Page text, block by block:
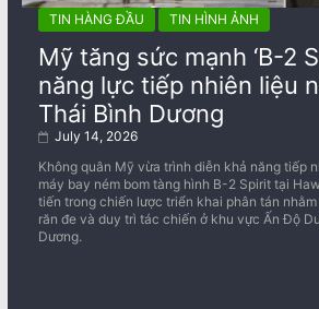
TIN HÀNG ĐẦU TIN HÌNH ẢNH
Mỹ tăng sức mạnh ‘B-2
năng lực tiếp nhiên liệu
Thái Bình Dương
July 14, 2026
Không quân Mỹ vừa trình diễn khả năng tiếp
máy bay ném bom tàng hình B-2 Spirit tại
tiến trong chiến lược triển khai phân tán
răn đe và duy trì tác chiến ở khu vực Ấn Độ
Dương.